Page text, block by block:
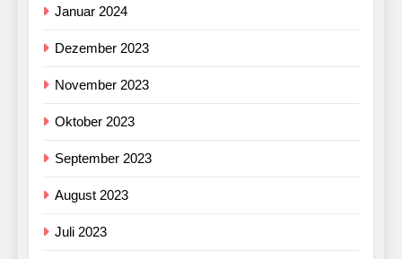
Januar 2024
Dezember 2023
November 2023
Oktober 2023
September 2023
August 2023
Juli 2023